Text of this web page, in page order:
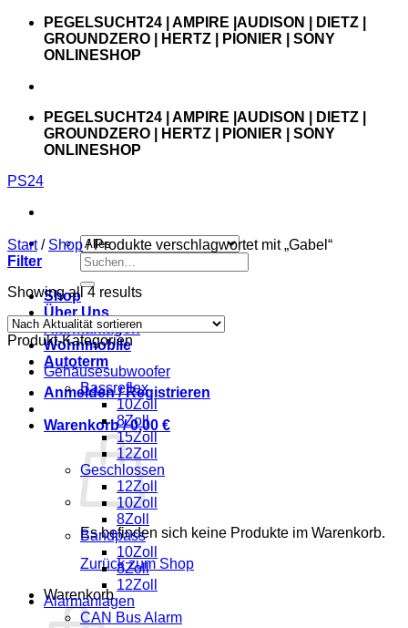
Zum
springen
PEGELSUCHT24 | AMPIRE |AUDISON | DIETZ |
GROUNDZERO | HERTZ | PIONIER | SONY
ONLINESHOP
PEGELSUCHT24 | AMPIRE |AUDISON | DIETZ |
GROUNDZERO | HERTZ | PIONIER | SONY
ONLINESHOP
PS24
Suchen
nach:
Shop
Über Uns
Alarmanlagen
Wohnmobile
Autoterm
Anmelden / Registrieren
Warenkorb /0,00 €
Es befinden sich keine Produkte im Warenkorb.
Zurück zum Shop
Warenkorb
Start / Shop /Produkte verschlagwortet mit „Gabel“
Filter
Showing all 4 results
Produkt-Kategorien
Gehäusesubwoofer
Bassreflex
10Zoll
8Zoll
15Zoll
12Zoll
Geschlossen
12Zoll
10Zoll
8Zoll
Bandpass
10Zoll
8Zoll
12Zoll
Alarmanlagen
CAN Bus Alarm